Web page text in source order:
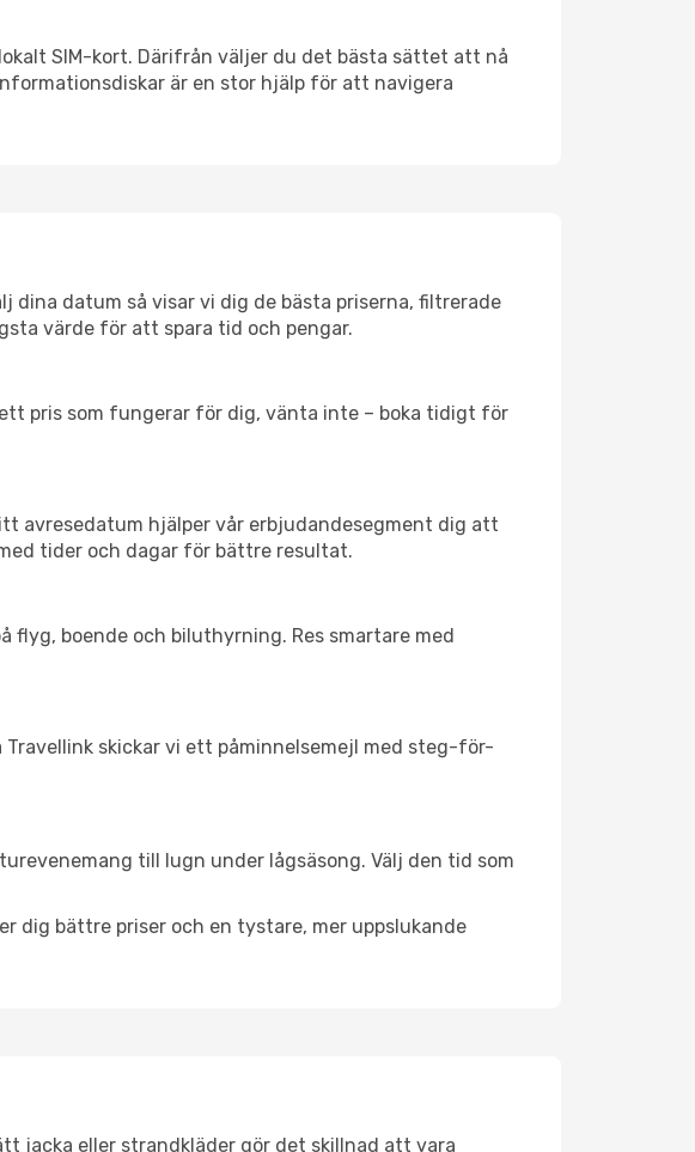
SIM-kort. Därifrån väljer du det bästa sättet att nå
är en stor hjälp för att navigera
dina datum så visar vi dig de bästa priserna, filtrerade
värde för att spara tid och pengar.
pris som fungerar för dig, vänta inte – boka tidigt för
avresedatum hjälper vår erbjudandesegment dig att
tider och dagar för bättre resultat.
flyg, boende och biluthyrning. Res smartare med
skickar vi ett påminnelsemejl med steg-för-
till lugn under lågsäsong. Välj den tid som
dig bättre priser och en tystare, mer uppslukande
jacka eller strandkläder gör det skillnad att vara